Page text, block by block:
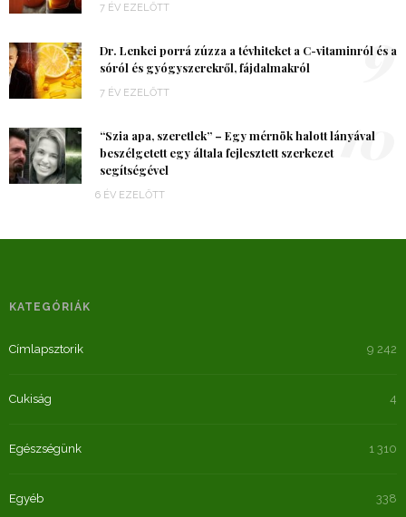
7 ÉV EZELŐTT
Dr. Lenkei porrá zúzza a tévhiteket a C-vitaminról és a
sóról és gyógyszerekről, fájdalmakról
7 ÉV EZELŐTT
9
“Szia apa, szeretlek” – Egy mérnök halott lányával
beszélgetett egy általa fejlesztett szerkezet
segítségével
6 ÉV EZELŐTT
10
KATEGÓRIÁK
Címlapsztorik 9 242
Cukiság 4
Egészségünk 1 310
Egyéb 338